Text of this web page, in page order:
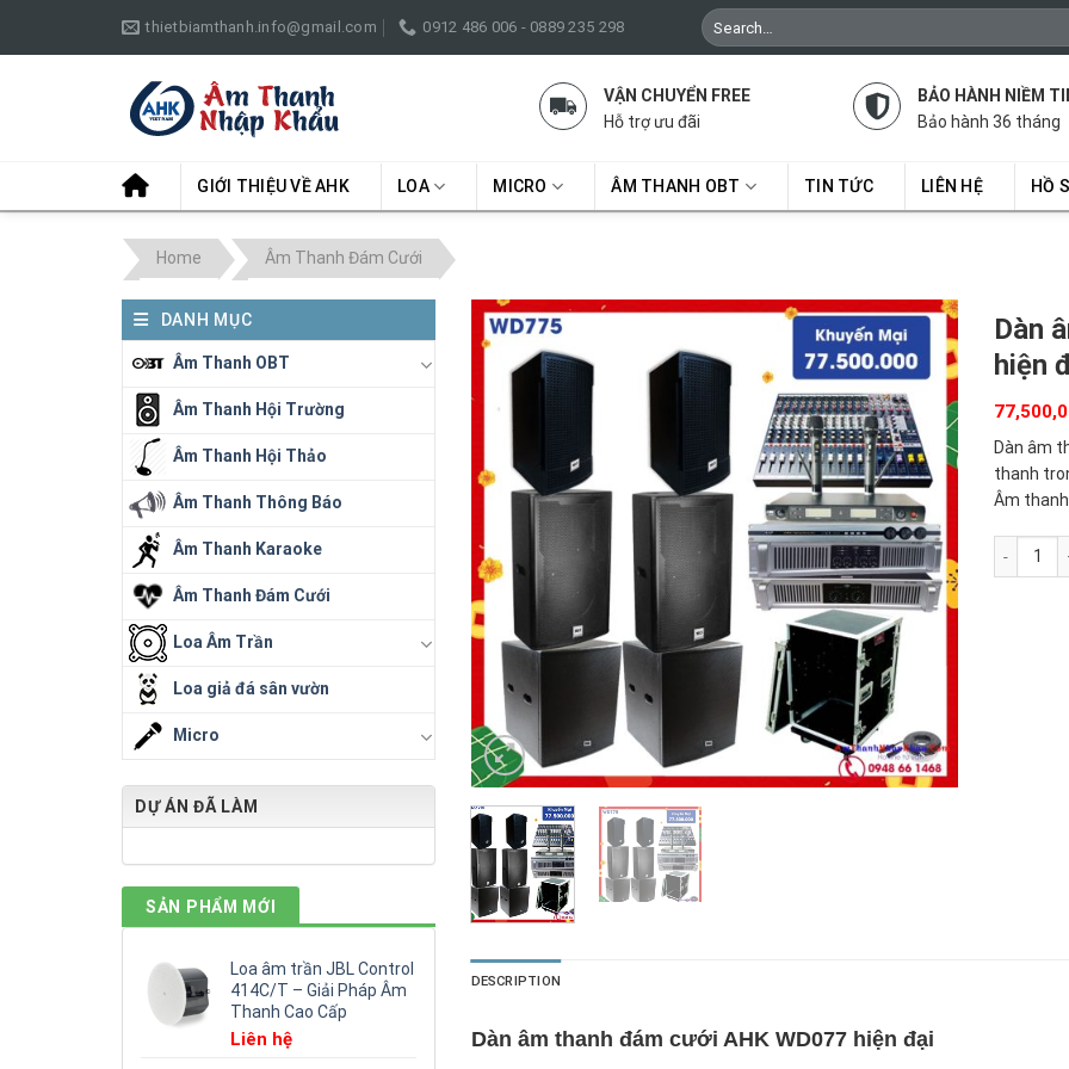
thietbiamthanh.info@gmail.com 0912 486 006 - 0889 235 298
Search
for:
VẬN CHUYỂN FREE
Hỗ trợ ưu đãi
BẢO HÀNH NIỀM
Bảo hành 36 tháng
GIỚI THIỆU VỀ AHK LOA MICRO ÂM THANH OBT TIN TỨC LIÊN HỆ HỒ
Home Âm Thanh Đám Cưới
DANH MỤC
Âm Thanh OBT
Âm Thanh Hội Trường
Âm Thanh Hội Thảo
Âm Thanh Thông Báo
Âm Thanh Karaoke
Âm Thanh Đám Cưới
Loa Âm Trần
Loa giả đá sân vườn
Micro
DỰ ÁN ĐÃ LÀM
SẢN PHẨM MỚI
Loa âm trần JBL Control
414C/T – Giải Pháp Âm
Thanh Cao Cấp
Liên hệ
Dàn
hiện
Dàn âm
thanh
Âm
Dàn âm
DESCRIPTION
Dàn âm thanh đám cưới AHK WD077 hiện đại